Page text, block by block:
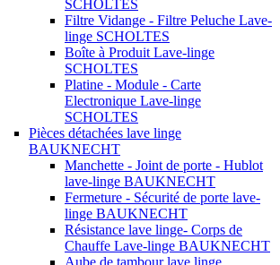
SCHOLTES
Filtre Vidange - Filtre Peluche Lave-
linge SCHOLTES
Boîte à Produit Lave-linge
SCHOLTES
Platine - Module - Carte
Electronique Lave-linge
SCHOLTES
Pièces détachées lave linge
BAUKNECHT
Manchette - Joint de porte - Hublot
lave-linge BAUKNECHT
Fermeture - Sécurité de porte lave-
linge BAUKNECHT
Résistance lave linge- Corps de
Chauffe Lave-linge BAUKNECHT
Aube de tambour lave linge